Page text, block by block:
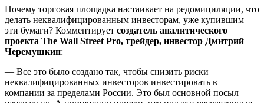
Почему торговая площадка настаивает на редомициляции, что
делать неквалифицированным инвесторам, уже купившим
эти бумаги? Комментирует создатель аналитического
проекта The Wall Street Pro, трейдер, инвестор Дмитрий
Черемушкин:
— Все это было создано так, чтобы снизить риски
неквалифицированных инвесторов инвестировать в
компании за пределами России. Это был основной посыл